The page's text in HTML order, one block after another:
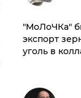
​"МоЛоЧКа"
экспорт
уголь в